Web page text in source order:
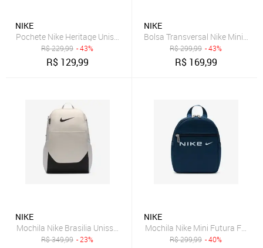
NIKE
Pochete Nike Heritage Unissex
R$229,99 - 43%
R$ 129,99
NIKE
Bolsa Transversal Nike Mini
R$299,99 - 43%
R$ 169,99
NIKE
Mochila Nike Brasilia Unissex
R$349,99 - 23%
NIKE
Mochila Nike Mini Futura
R$299,99 - 40%